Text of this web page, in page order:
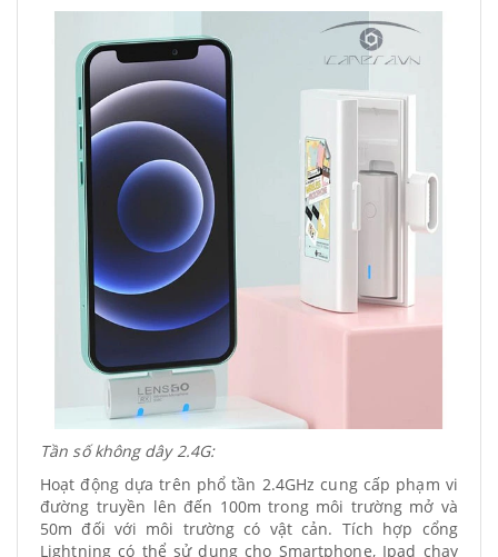
Tần số không dây 2.4G:
Hoạt động dựa trên phổ tần 2.4GHz cung cấp phạm vi
đường truyền lên đến 100m trong môi trường mở và
50m đối với môi trường có vật cản. Tích hợp cổng
Lightning có thể sử dụng cho Smartphone, Ipad chạy